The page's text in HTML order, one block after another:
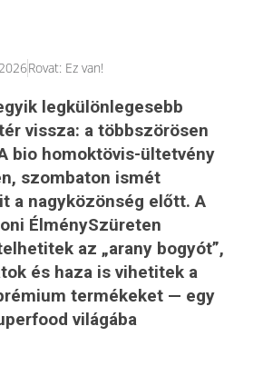
Rovat: Ez van!
legkülönlegesebb
vissza: a többszörösen
bio homoktövis-ültetvény
szombaton ismét
a nagyközönség előtt. A
ÉlménySzüreten
az „arany bogyót”,
és haza is vihetitek a
termékeket — egy
világába